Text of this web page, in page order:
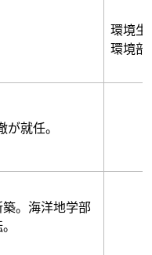
環境生
環境部
就任。
。海洋地学部